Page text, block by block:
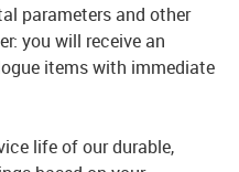
parameters and other
you will receive an
items with immediate
life of our durable,